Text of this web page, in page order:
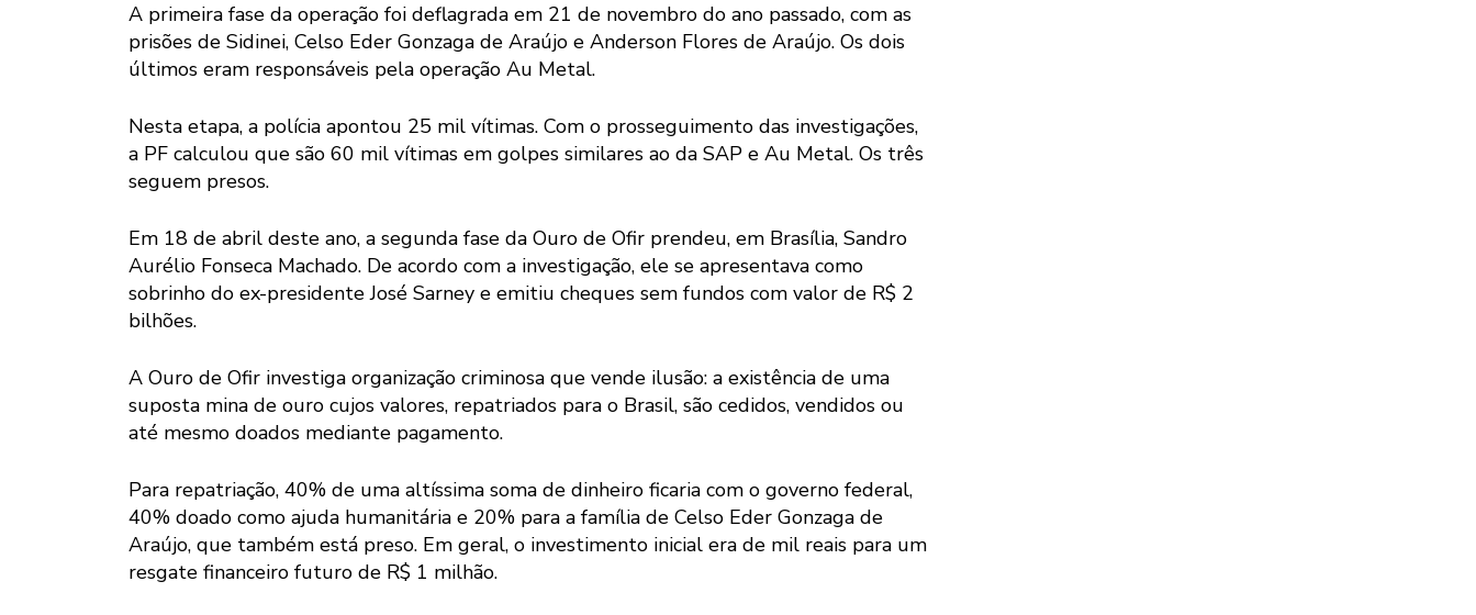
A primeira fase da operação foi deflagrada em 21 de novembro do ano passado, com as
prisões de Sidinei, Celso Eder Gonzaga de Araújo e Anderson Flores de Araújo. Os dois
últimos eram responsáveis pela operação Au Metal.
Nesta etapa, a polícia apontou 25 mil vítimas. Com o prosseguimento das investigações,
a PF calculou que são 60 mil vítimas em golpes similares ao da SAP e Au Metal. Os três
seguem presos.
Em 18 de abril deste ano, a segunda fase da Ouro de Ofir prendeu, em Brasília, Sandro
Aurélio Fonseca Machado. De acordo com a investigação, ele se apresentava como
sobrinho do ex-presidente José Sarney e emitiu cheques sem fundos com valor de R$ 2
bilhões.
A Ouro de Ofir investiga organização criminosa que vende ilusão: a existência de uma
suposta mina de ouro cujos valores, repatriados para o Brasil, são cedidos, vendidos ou
até mesmo doados mediante pagamento.
Para repatriação, 40% de uma altíssima soma de dinheiro ficaria com o governo federal,
40% doado como ajuda humanitária e 20% para a família de Celso Eder Gonzaga de
Araújo, que também está preso. Em geral, o investimento inicial era de mil reais para um
resgate financeiro futuro de R$ 1 milhão.